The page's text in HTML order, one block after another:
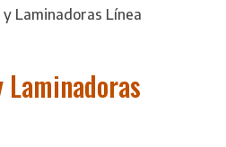
Laminadoras Línea
Laminadoras